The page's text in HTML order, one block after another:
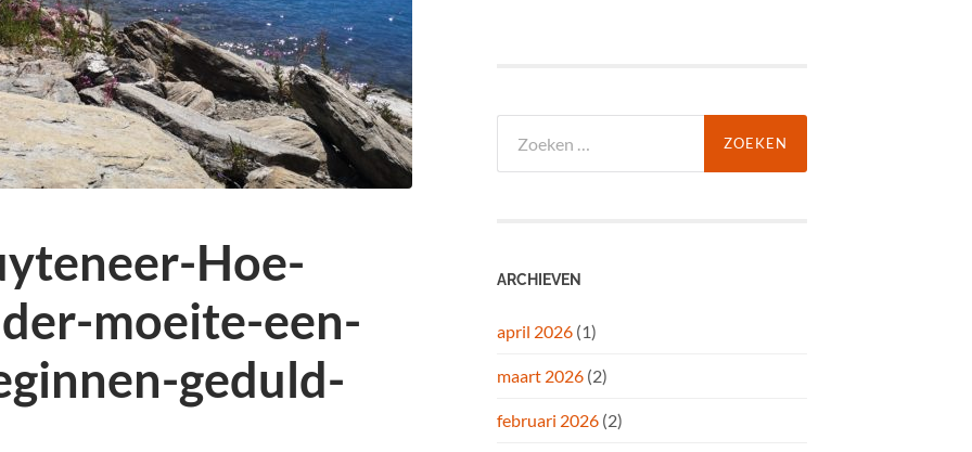
Hoe-
moeite-een-
geduld-
naar:
ARCHIEVEN
april 2026 (1)
maart 2026 (2)
februari 2026 (2)